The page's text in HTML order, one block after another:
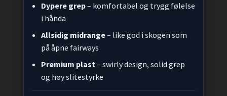
Dypere grep– komfortabel og trygg følelse
i hånda
Allsidig midrange– like god i skogen som
på åpne fairways
Premium plast – swirly design, solid grep
og høy slitestyrke